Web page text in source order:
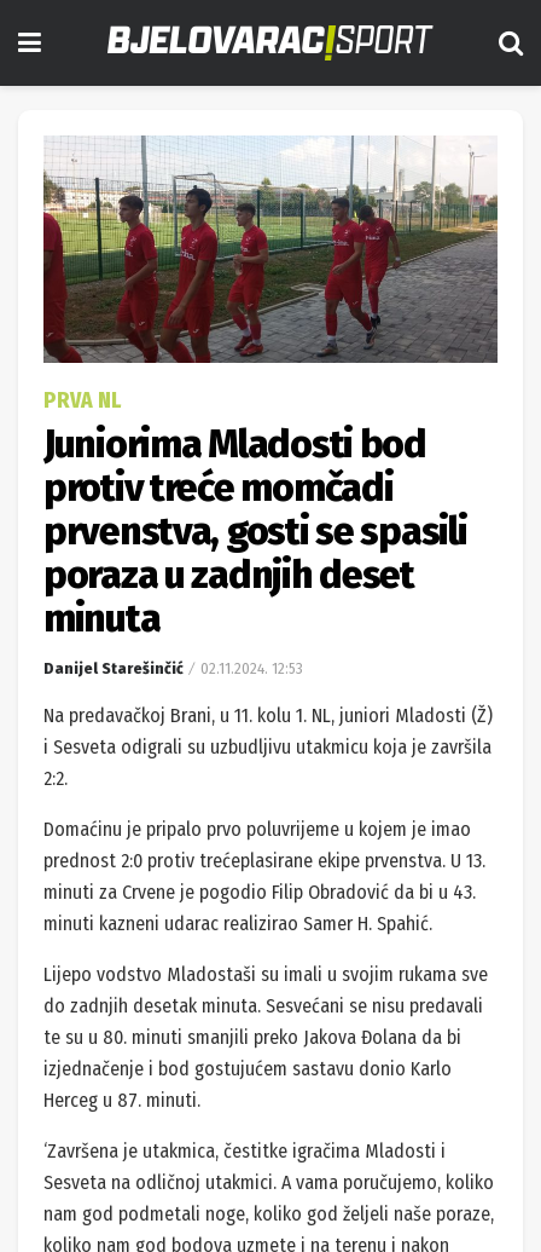
PRVA NL
Juniorima Mladosti bod
protiv treće momčadi
prvenstva, gosti se spasili
poraza u zadnjih deset
minuta
Danijel Starešinčić 02.11.2024. 12:53
Na predavačkoj Brani, u 11. kolu 1. NL, juniori Mladosti (Ž)
i Sesveta odigrali su uzbudljivu utakmicu koja je završila
2:2.
Domaćinu je pripalo prvo poluvrijeme u kojem je imao
prednost 2:0 protiv trećeplasirane ekipe prvenstva. U 13.
minuti za Crvene je pogodio Filip Obradović da bi u 43.
minuti kazneni udarac realizirao Samer H. Spahić.
Lijepo vodstvo Mladostaši su imali u svojim rukama sve
do zadnjih desetak minuta. Sesvećani se nisu predavali
te su u 80. minuti smanjili preko Jakova Đolana da bi
izjednačenje i bod gostujućem sastavu donio Karlo
Herceg u 87. minuti.
‘Završena je utakmica, čestitke igračima Mladosti i
Sesveta na odličnoj utakmici. A vama poručujemo, koliko
nam god podmetali noge, koliko god željeli naše poraze,
koliko nam god bodova uzmete i na terenu i nakon